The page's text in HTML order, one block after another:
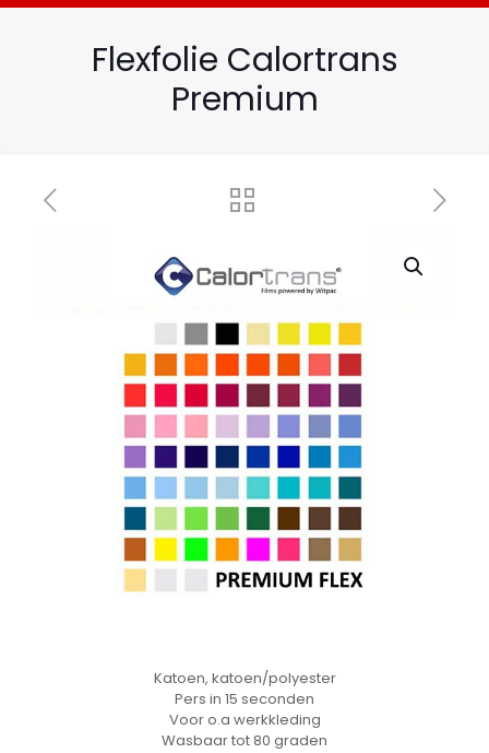
Flexfolie Calortrans
Premium
Katoen, katoen/polyester
Pers in 15 seconden
Voor o.a werkkleding
Wasbaar tot 80 graden